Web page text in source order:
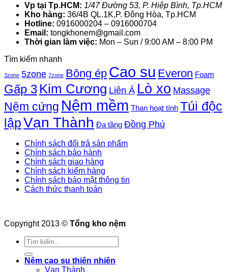
Vp tại Tp.HCM: 1/47 Đường 53, P. Hiệp Bình, Tp.HCM
Kho hàng: 36/4B QL.1K,P. Đông Hòa, Tp.HCM
Hotline: 0916000204 – 0916000704
Email: tongkhonem@gmail.com
Thời gian làm việc: Mon – Sun / 9:00 AM – 8:00 PM
Tìm kiếm nhanh
3zone 5zone 7zone Bông ép Cao su Everon Foam
Gấp 3 Kim Cương Liên Á Lò xo Massage
Nệm cứng Nệm mềm Than hoạt tính Túi độc
lậpVạn Thành Đa tầng Đồng Phú
Chính sách đổi trả sản phẩm
Chính sách bảo hành
Chính sách giao hàng
Chính sách kiểm hàng
Chính sách bảo mật thông tin
Cách thức thanh toán
Copyright 2013 © Tổng kho nệm
Tìm
kiếm:
Nệm cao su thiên nhiên
Vạn Thành